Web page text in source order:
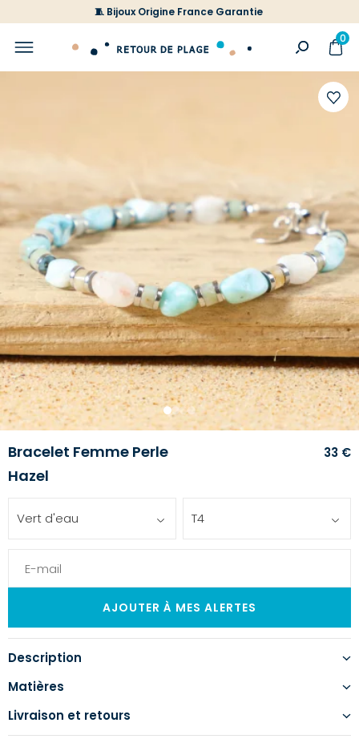
🧵 Bijoux Origine France Garantie
0
1 234
Bracelet Femme Perle
Hazel
33 €
Vert d'eau T4
Description
Matières
Livraison et retours